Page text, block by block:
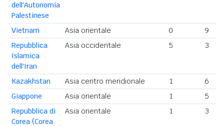
dell'Autonomia
Palestinese
Vietnam Asia orientale 0
9
Repubblica
Islamica
dell'Iran
Asia occidentale 5 3
Kazakhstan Asia centro meridionale 1
6
Giappone
Asia orientale 1
5
Repubblica di
Corea (Corea
Asia orientale 1 3